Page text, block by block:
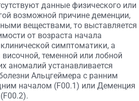
данные физического или
возможной причине деменции,
веществами, то выставляется
от возраста начала
симптоматики, а
теменной или лобной
аномалий устанавливается
Альцгеймера с ранним
началом (F00.1) или Деменция